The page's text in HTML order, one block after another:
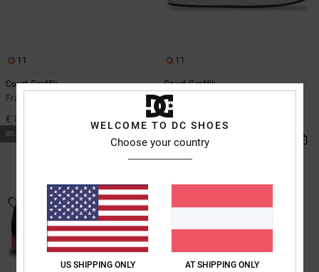
11
Court Graffik
Frauen Weiss Lederschuhe
€ 85,00
11
Court Graffik
Frauen Weiss Lederschuhe
€ 85,00
BRANDNEU
WELCOME TO DC SHOES
Choose your country
US SHIPPING ONLY AT SHIPPING ONLY